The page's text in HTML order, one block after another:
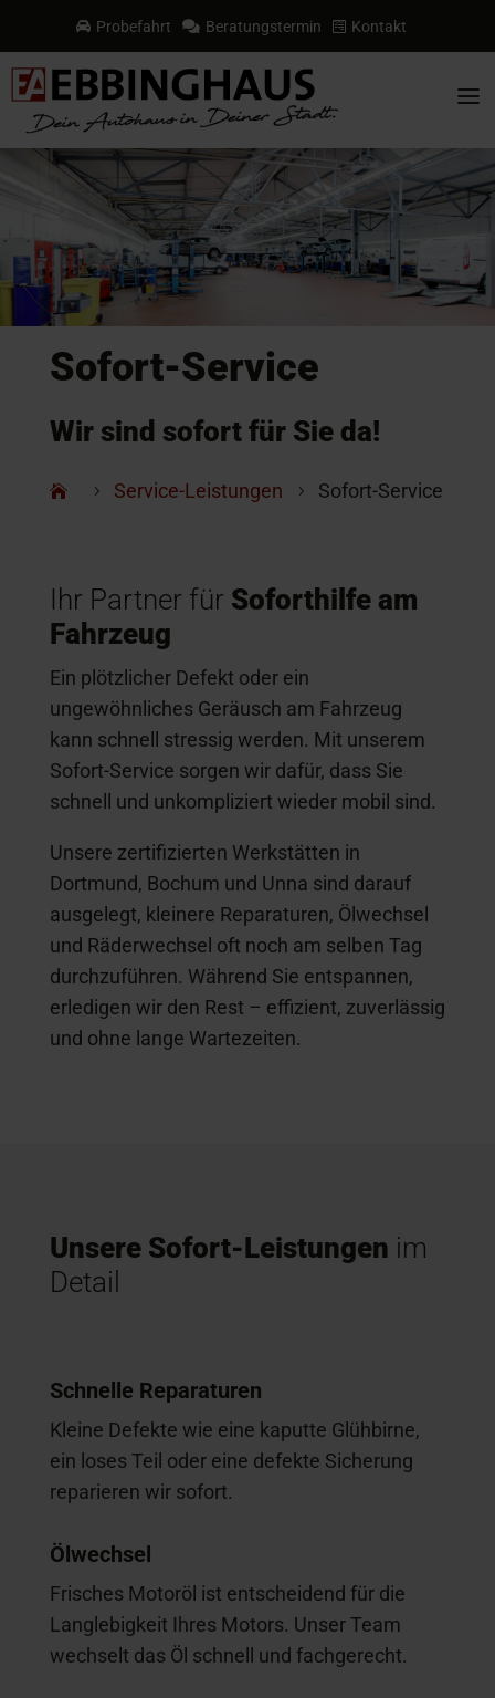
 Probefahrt  Beratungstermin  Kontakt
a
Sofort-Service
Wir sind sofort für Sie da!
5 Service-Leistungen 5 Sofort-Service
Ihr Partner für Soforthilfe am
Fahrzeug
Ein plötzlicher Defekt oder ein
ungewöhnliches Geräusch am Fahrzeug
kann schnell stressig werden. Mit unserem
Sofort-Service sorgen wir dafür, dass Sie
schnell und unkompliziert wieder mobil sind.
Unsere zertifizierten Werkstätten in
Dortmund, Bochum und Unna sind darauf
ausgelegt, kleinere Reparaturen, Ölwechsel
und Räderwechsel oft noch am selben Tag
durchzuführen. Während Sie entspannen,
erledigen wir den Rest – effizient, zuverlässig
und ohne lange Wartezeiten.
Unsere Sofort-Leistungen im
Detail
Schnelle Reparaturen
Kleine Defekte wie eine kaputte Glühbirne,
ein loses Teil oder eine defekte Sicherung
reparieren wir sofort.
Ölwechsel
Frisches Motoröl ist entscheidend für die
Langlebigkeit Ihres Motors. Unser Team
wechselt das Öl schnell und fachgerecht.